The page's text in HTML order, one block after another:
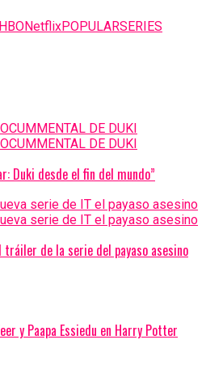
HBONetflixPOPULARSERIES
Duki desde el fin del mundo”
de la serie del payaso asesino
y Paapa Essiedu en Harry Potter